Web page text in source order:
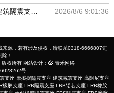
建筑减震橡胶隔震支座厂商 房屋建筑隔震支座什么价格 房屋建筑抗震橡胶隔震支座
2026/8/6 9:01:36
来源，若有涉及侵权，请联系0318-6666807进
除！
权所有 网站设计：
青禾网络
号
支座 摩擦摆隔震支座 建筑减震支座 高阻尼支座
橡胶支座 LRB隔震支座 LRB铅芯支座 LRB橡胶